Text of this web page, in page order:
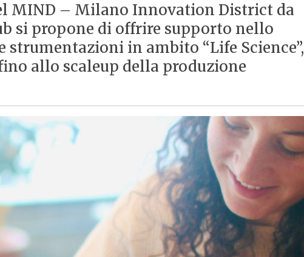
MIND – Milano Innovation District da
si propone di offrire supporto nello
in ambito “Life Science”,
allo scaleup della produzione